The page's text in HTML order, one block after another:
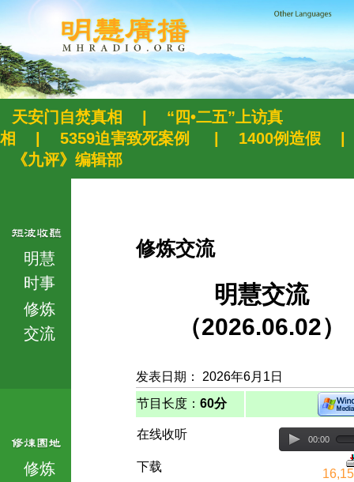
天安门自焚真相
“四•二五”上访真
相
5359迫害致死案例 1400例造假
《九评》编辑部
明慧
时事
修炼
交流
修炼
修炼交流
明慧交流
（2026.06.02）
发表日期： 2026年6月1日
节目长度： 60分
在线收听 00:00
下载